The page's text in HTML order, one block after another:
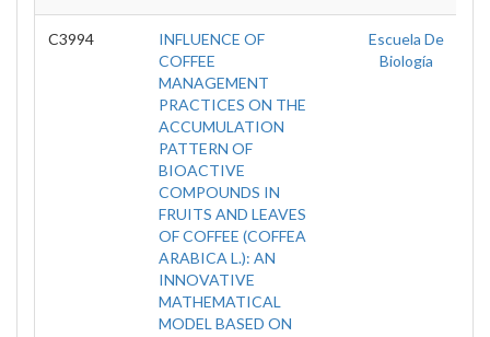
C3994
INFLUENCE OF
COFFEE
MANAGEMENT
PRACTICES ON THE
ACCUMULATION
PATTERN OF
BIOACTIVE
COMPOUNDS IN
FRUITS AND LEAVES
OF COFFEE (COFFEA
ARABICA L.): AN
INNOVATIVE
MATHEMATICAL
MODEL BASED ON
Escuela De
Biología